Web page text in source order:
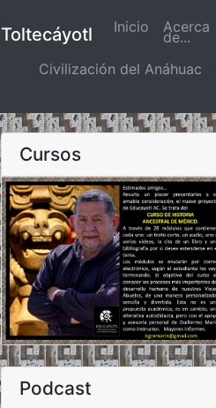
Toltecáyotl Inicio (actual)
Acerca
de...
Civilización del Anáhuac
Cursos
Podcast